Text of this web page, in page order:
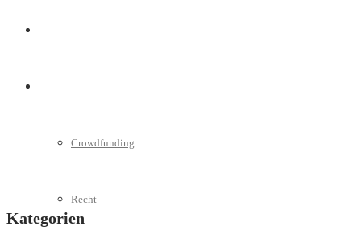
Crowdfunding
Recht
Kategorien